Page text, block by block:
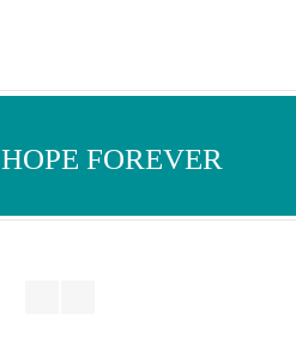
HOPE FOREVER